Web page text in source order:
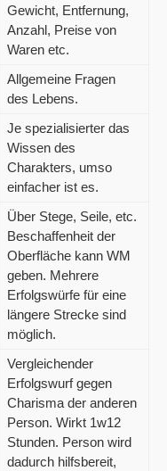
Gewicht, Entfernung,
Anzahl, Preise von
Waren etc.
Allgemeine Fragen
des Lebens.
Je spezialisierter das
Wissen des
Charakters, umso
einfacher ist es.
Über Stege, Seile, etc.
Beschaffenheit der
Oberfläche kann WM
geben. Mehrere
Erfolgswürfe für eine
längere Strecke sind
möglich.
Vergleichender
Erfolgswurf gegen
Charisma der anderen
Person. Wirkt 1w12
Stunden. Person wird
dadurch hilfsbereit,